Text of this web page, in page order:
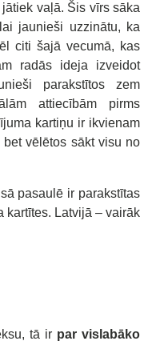
vaļā. Šis vīrs sāka
jaunieši uzzinātu, ka
citi šajā vecumā, kas
radās ideja izveidot
parakstītos zem
attiecībām pirms
kartiņu ir ikvienam
vēlētos sākt visu no
pasaulē ir parakstītas
kartītes. Latvijā – vairāk
tā ir par vislabāko